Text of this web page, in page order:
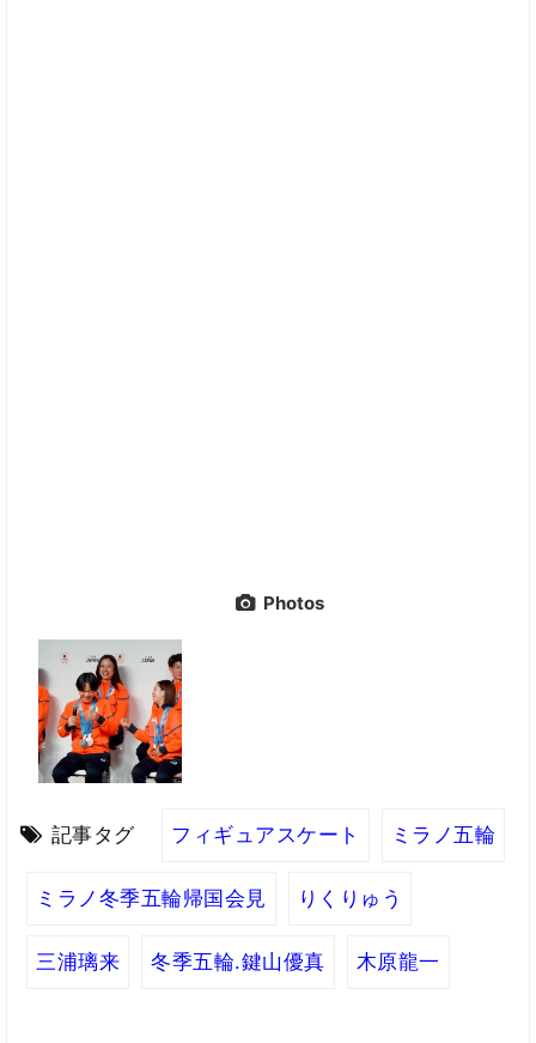
Photos
記事タグ フィギュアスケート ミラノ五輪
ミラノ冬季五輪帰国会見 りくりゅう
三浦璃来 冬季五輪.鍵山優真 木原龍一